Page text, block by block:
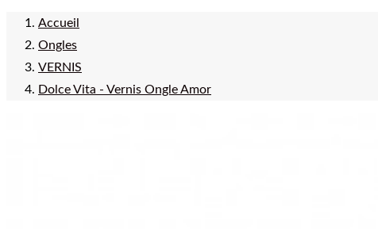
Accueil
Ongles
VERNIS
Dolce Vita - Vernis Ongle Amor